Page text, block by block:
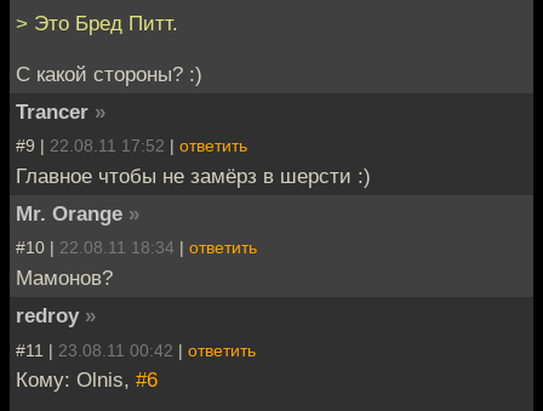
> Это Бред Питт.
С какой стороны? :)
Trancer »
#9 | 22.08.11 17:52 | ответить
Главное чтобы не замёрз в шерсти :)
Mr. Orange »
#10 | 22.08.11 18:34 | ответить
Мамонов?
redroy »
#11 | 23.08.11 00:42 | ответить
Кому: Olnis, #6